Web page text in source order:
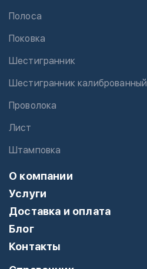
Полоса
Поковка
Шестигранник
Шестигранник калиброванный
Проволока
Лист
Штамповка
О компании
Услуги
Доставка и оплата
Блог
Контакты